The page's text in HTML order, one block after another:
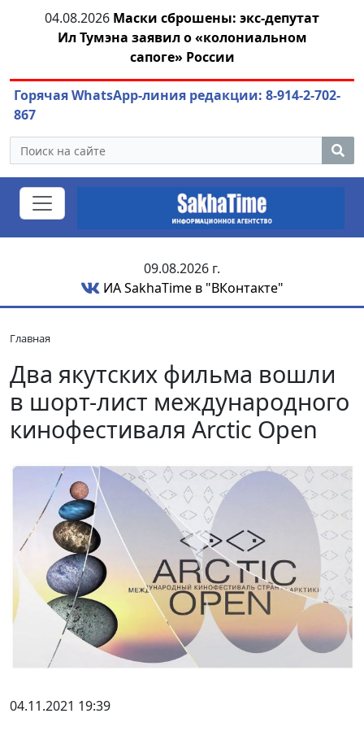
04.08.2026 Маски сброшены: экс-депутат
Ил Тумэна заявил о «колониальном
сапоге» России
Горячая WhatsApp-линия редакции: 8-914-2-702-
867
09.08.2026 г.
ИА SakhaTime в "ВКонтакте"
Главная
Два якутских фильма вошли
в шорт-лист международного
кинофестиваля Arctic Open
04.11.2021 19:39